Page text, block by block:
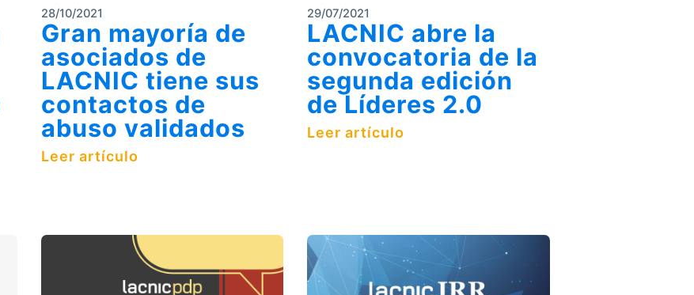
28/10/2021
Gran mayoría de
asociados de
LACNIC tiene sus
contactos de
abuso validados
Leer artículo
29/07/2021
LACNIC abre la
convocatoria de la
segunda edición
de Líderes 2.0
Leer artículo